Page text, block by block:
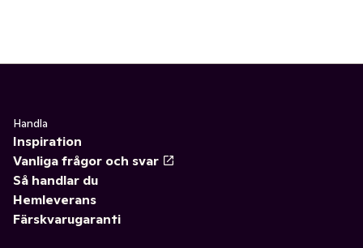
Handla
Inspiration
Vanliga frågor och svar
Så handlar du
Hemleverans
Färskvarugaranti